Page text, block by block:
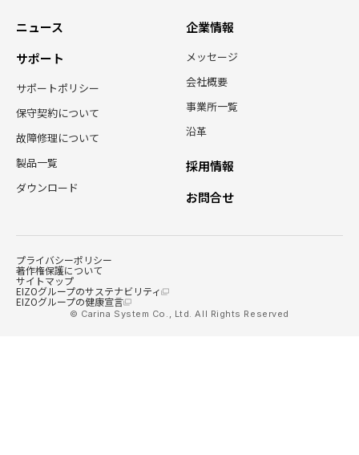
ニュース
サポート
サポートポリシー
保守契約について
故障修理について
製品一覧
ダウンロード
企業情報
メッセージ
会社概要
事業所一覧
沿革
採用情報
お問合せ
プライバシーポリシー
著作権保護について
サイトマップ
EIZOグループのサステナビリティ
EIZOグループの健康宣言
© Carina System Co., Ltd. All Rights Reserved